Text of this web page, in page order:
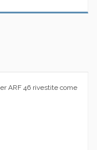
ARF 46 rivestite come